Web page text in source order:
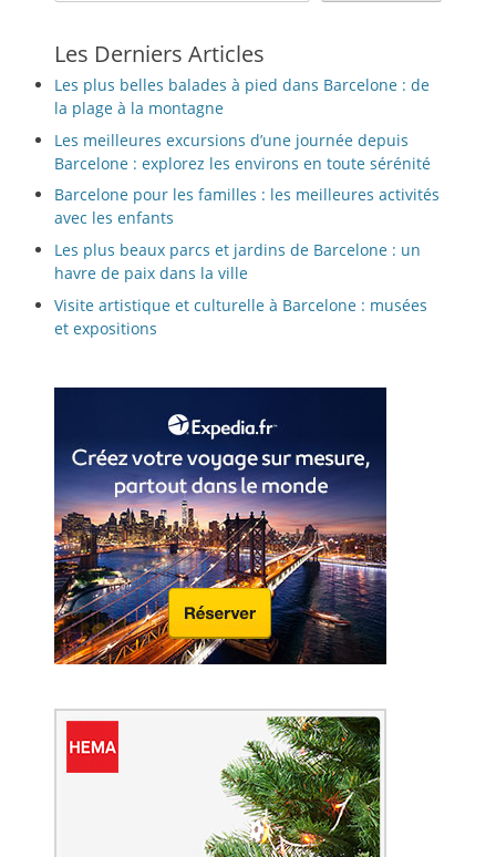
Les Derniers Articles
Les plus belles balades à pied dans Barcelone : de
la plage à la montagne
Les meilleures excursions d’une journée depuis
Barcelone : explorez les environs en toute sérénité
Barcelone pour les familles : les meilleures activités
avec les enfants
Les plus beaux parcs et jardins de Barcelone : un
havre de paix dans la ville
Visite artistique et culturelle à Barcelone : musées
et expositions